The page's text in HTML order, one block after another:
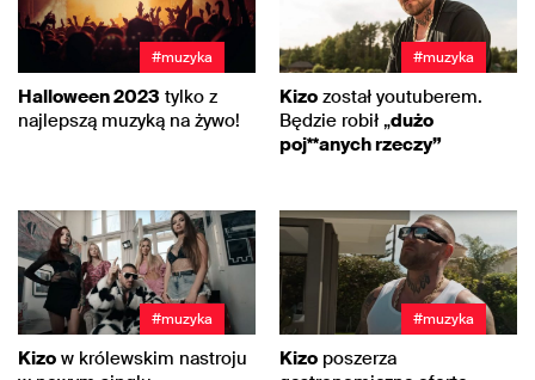
#muzyka
Halloween 2023 tylko z
najlepszą muzyką na żywo!
#muzyka
Kizo został youtuberem.
Będzie robił „dużo
poj**anych rzeczy”
#muzyka
Kizo w królewskim nastroju
#muzyka
Kizo poszerza